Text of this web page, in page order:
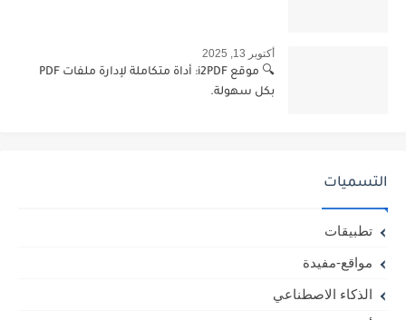
أكتوبر 13, 2025
🔍 موقع i2PDF: أداة متكاملة لإدارة ملفات PDF
بكل سهولة.
التسميات
تطبيقات
مواقع-مفيدة
الذكاء الاصطناعي